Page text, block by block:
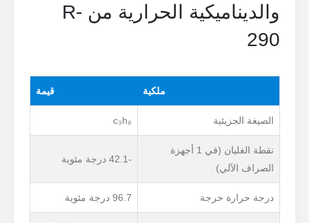
والديناميكية الحرارية من R-
290
ملكية قيمة
الصيغة الجزيئية c₃h₈
نقطة الغليان (في 1 أجهزة
الصراف الآلي)
-42.1 درجة مئوية
درجة حرارة حرجة 96.7 درجة مئوية